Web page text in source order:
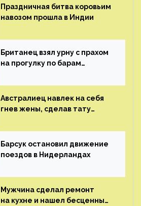
Праздничная битва коровьим
навозом прошла в Индии
Британец взял урну с прахом
на прогулку по барам
Австралиец навлек на себя
гнев жены, сделав тату
Барсук остановил движение
поездов в Нидерландах
Мужчина сделал ремонт
на кухне и нашел бесценные